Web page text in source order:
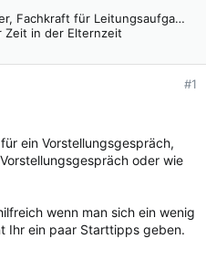
Krankenschwester, Fachkraft für Leitungsaufgaben in der Pflege (FLP)
Zeit in der Elternzeit
#1
ein Vorstellungsgespräch,
oder wie
wenn man sich ein wenig
Ihr ein paar Starttipps geben.